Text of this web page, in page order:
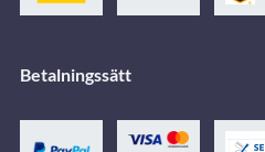
Betalningssätt